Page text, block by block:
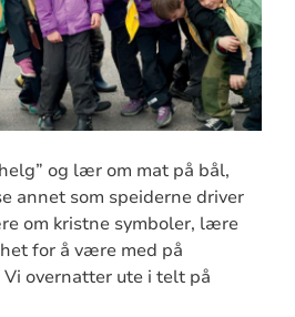
og lær om mat på bål,
annet som speiderne driver
om kristne symboler, lære
for å være med på
overnatter ute i telt på